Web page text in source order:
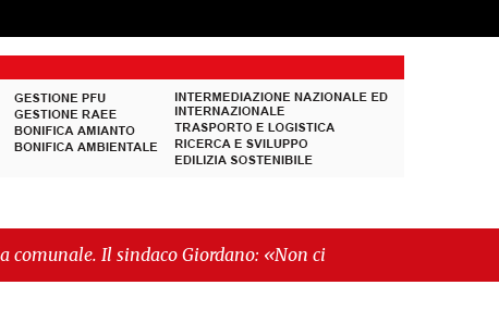
Giordano: «Non ci fermeremo»" -"Italia sospesa